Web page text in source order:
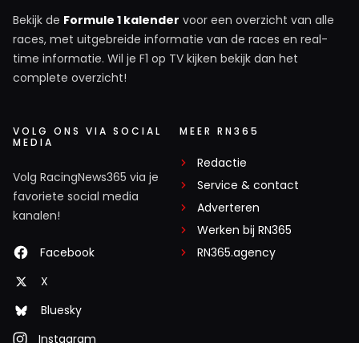
Bekijk de Formule 1 kalender voor een overzicht van alle
races, met uitgebreide informatie van de races en real-
time informatie. Wil je F1 op TV kijken bekijk dan het
complete overzicht!
VOLG ONS VIA SOCIAL
MEDIA
Volg RacingNews365 via je
favoriete social media
kanalen!
Facebook
X
Bluesky
Instagram
MEER RN365
Redactie
Service & contact
Adverteren
Werken bij RN365
RN365.agency